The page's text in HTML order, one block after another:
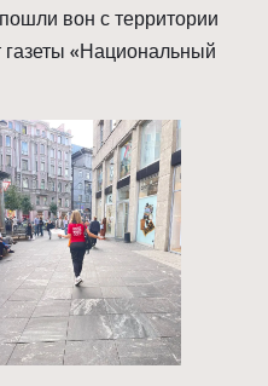
вон с территории
«Национальный